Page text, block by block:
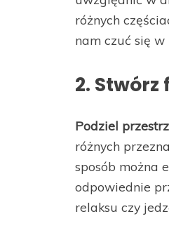
różnych
nam czuć się
2.
Podziel
różnych
sposób można
odpowiednie
relaksu czy